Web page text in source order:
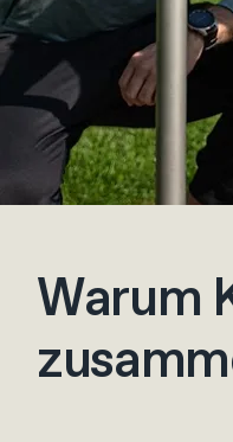
Warum